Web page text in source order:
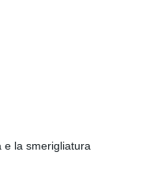
e la smerigliatura